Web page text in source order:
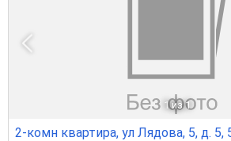
1 из 1
2-комн квартира, ул Лядова, 5, д. 5,